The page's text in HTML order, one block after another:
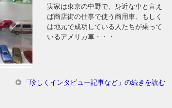
実家は東京の中野で、身近な車と言え
ば商店街の仕事で使う商用車、もしく
は地元で成功している人たちが乗って
いるアメリカ車・・・
「珍しくインタビュー記事など」の続きを読む